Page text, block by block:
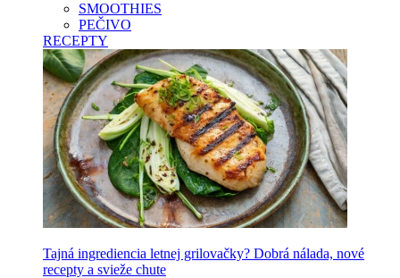
SMOOTHIES
PEČIVO
RECEPTY
Tajná ingrediencia letnej grilovačky? Dobrá nálada, nové
recepty a svieže chute